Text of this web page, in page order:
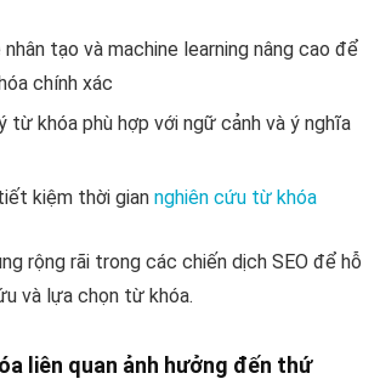
tạo và machine learning nâng cao để
chính xác
từ khóa phù hợp với ngữ cảnh và ý nghĩa
kiệm thời gian nghiên cứu từ khóa
rộng rãi trong các chiến dịch SEO để hỗ
và lựa chọn từ khóa.
liên quan ảnh hưởng đến thứ